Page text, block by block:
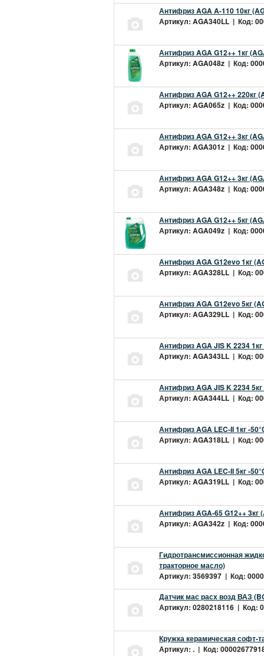
Антифриз AGA A-110 10кг
Артикул: AGA340LL | Код:
Антифриз AGA G12++ 1кг
Артикул: AGA048z | Код:
Антифриз AGA G12++ 220кг
Артикул: AGA065z | Код:
Антифриз AGA G12++ 3кг
Артикул: AGA301z | Код:
Антифриз AGA G12++ 3кг
Артикул: AGA348z | Код:
Антифриз AGA G12++ 5кг
Артикул: AGA049z | Код:
Антифриз AGA G12evo 1кг
Артикул: AGA328LL | Код:
Антифриз AGA G12evo 5кг
Артикул: AGA329LL | Код:
Антифриз AGA JIS K 2234
Артикул: AGA343LL | Код:
Антифриз AGA JIS K 2234
Артикул: AGA344LL | Код:
Антифриз AGA LEC-II 1кг -
Артикул: AGA318LL | Код:
Антифриз AGA LEC-II 5кг -
Артикул: AGA319LL | Код:
Антифриз AGA-65 G12++ 3кг
Артикул: AGA342z | Код:
Гидротрансмиссионная
тракторное масло)
Артикул: 3569397 | Код:
Датчик мас расх возд ВАЗ
Артикул: 0280218116 | Код:
Кружка керамическая софт-
Артикул: . | Код: